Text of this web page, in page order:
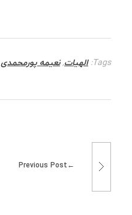
Tags: الهیات,نعیمه پورمحمدی
Previous Post